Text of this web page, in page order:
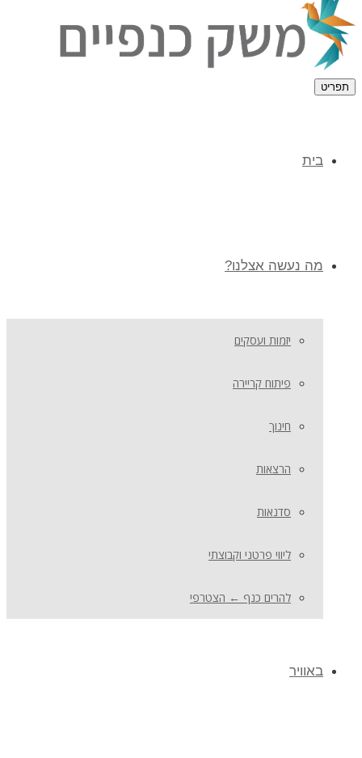
תפריט
בית
מה נעשה אצלנו?
יזמות ועסקים
פיתוח קריירה
חינוך
הרצאות
סדנאות
ליווי פרטני וקבוצתי
להרים כנף ← הצטרפי
באוויר